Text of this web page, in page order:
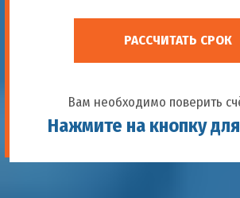
РАССЧИТАТЬ СРОК
Вам необходимо поверить
Нажмите на кнопку